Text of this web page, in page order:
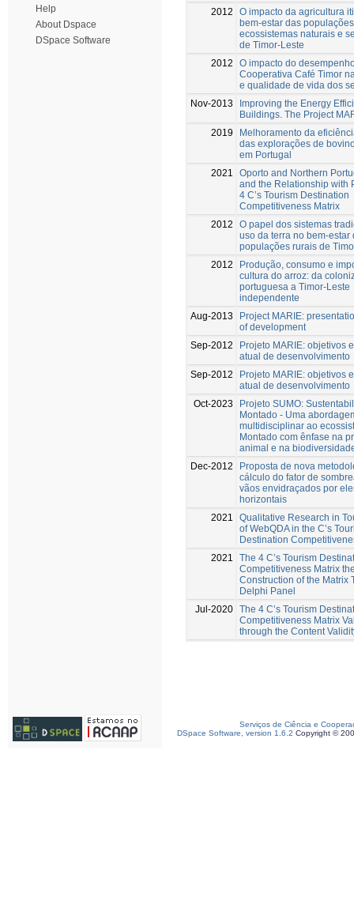
Help
About Dspace
DSpace Software
2012
O impacto da agricultura
bem-estar das
ecossistemas naturais e
de Timor-Leste
2012
O impacto do
Cooperativa Café Timor
e qualidade de vida dos
Nov-2013
Improving the Energy
Buildings. The Project
2019
Melhoramento da
das explorações de
em Portugal
2021
Oporto and Northern
and the Relationship with
4 C’s Tourism Destination
Competitiveness Matrix
2012
O papel dos sistemas
uso da terra no bem-estar
populações rurais de
2012
Produção, consumo e
cultura do arroz: da
portuguesa a Timor-Leste
independente
Aug-2013
Project MARIE:
of development
Sep-2012
Projeto MARIE: objetivos
atual de desenvolvimento
Sep-2012
Projeto MARIE: objetivos
atual de desenvolvimento
Oct-2023
Projeto SUMO:
Montado - Uma
multidisciplinar ao
Montado com ênfase na
animal e na
Dec-2012
Proposta de nova
cálculo do fator de
vãos envidraçados por
horizontais
2021
Qualitative Research in
of WebQDA in the C’s
Destination
2021
The 4 C’s Tourism
Competitiveness Matrix
Construction of the Matrix
Delphi Panel
Jul-2020 The 4 C’s Tourism
Competitiveness Matrix
through the Content
Serviços de Ciência e
DSpace Software, version 1.6.2 Copyright ©